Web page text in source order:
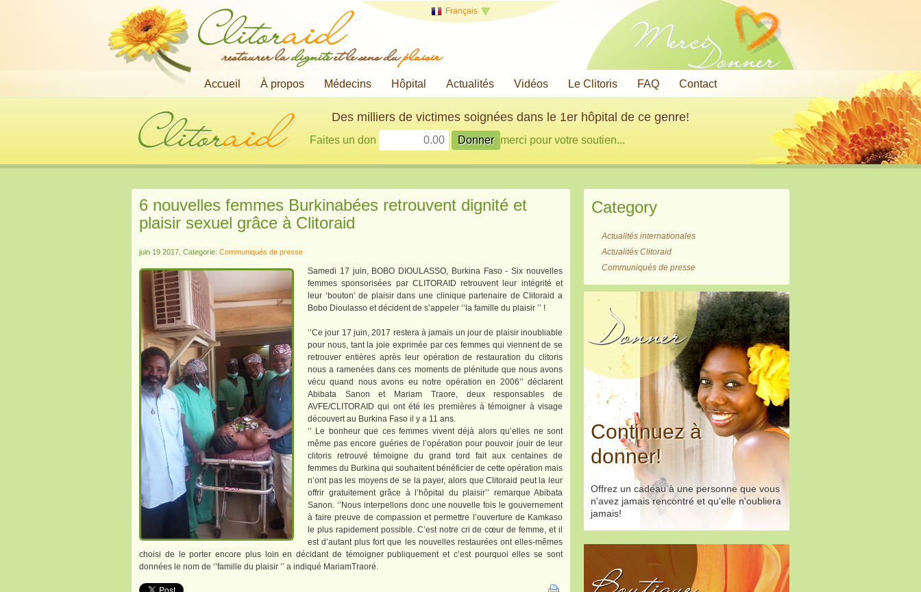
Français
restaurer ladignitéet le sens duplaisir MerciDonner
Accueil À propos Médecins Hôpital Actualités Vidéos Le Clitoris FAQ Contact
Des milliers de victimes soignées dans le 1er hôpital de ce genre!
Faites un don merci pour votre soutien...
6 nouvelles femmes Burkinabées retrouvent dignité et
plaisir sexuel grâce à Clitoraid
juin 19 2017, Categorie: Communiqués de presse
Samedi 17 juin, BOBO DIOULASSO, Burkina Faso - Six nouvelles
femmes sponsorisées par CLITORAID retrouvent leur intégrité et
leur ‘bouton’ de plaisir dans une clinique partenaire de Clitoraid a
Bobo Dioulasso et décident de s’appeler ‘’la famille du plaisir ’’ !
‘’Ce jour 17 juin, 2017 restera à jamais un jour de plaisir inoubliable
pour nous, tant la joie exprimée par ces femmes qui viennent de se
retrouver entières après leur opération de restauration du clitoris
nous a ramenées dans ces moments de plénitude que nous avons
vécu quand nous avons eu notre opération en 2006’’ déclarent
Abibata Sanon et Mariam Traore, deux responsables de
AVFE/CLITORAID qui ont été les premières à témoigner à visage
découvert au Burkina Faso il y a 11 ans.
‘’ Le bonheur que ces femmes vivent déjà alors qu’elles ne sont
même pas encore guéries de l’opération pour pouvoir jouir de leur
clitoris retrouvé témoigne du grand tord fait aux centaines de
femmes du Burkina qui souhaitent bénéficier de cette opération mais
n’ont pas les moyens de se la payer, alors que Clitoraid peut la leur
offrir gratuitement grâce à l’hôpital du plaisir’’ remarque Abibata
Sanon. ‘’Nous interpellons donc une nouvelle fois le gouvernement
à faire preuve de compassion et permettre l’ouverture de Kamkaso
le plus rapidement possible. C’est notre cri de cœur de femme, et il
est d’autant plus fort que les nouvelles restaurées ont elles-mêmes
choisi de le porter encore plus loin en décidant de témoigner publiquement et c’est pourquoi elles se sont
données le nom de ‘’famille du plaisir ’’ a indiqué MariamTraoré.
Category
Actualités internationales
Actualités Clitoraid
Communiqués de presse
Donner
Continuez à
donner!
Offrez un cadeau à une personne que vous
n'avez jamais rencontré et qu'elle n'oubliera
jamais!
Boutique